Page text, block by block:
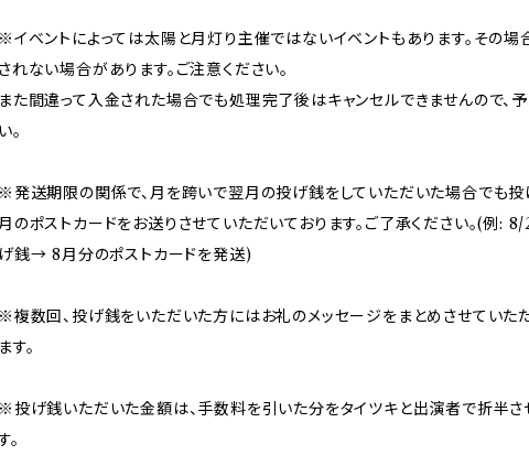
※イベントによっては太陽と月灯り主催ではないイベントもあります。その
されない場合があります。ご注意ください。
また間違って入金された場合でも処理完了後はキャンセルできませんので、
い。
※発送期限の関係で、月を跨いで翌月の投げ銭をしていただいた場合でも
月のポストカードをお送りさせていただいております。ご了承ください。(例:
げ銭→ 8月分のポストカードを発送)
※複数回、投げ銭をいただいた方にはお礼のメッセージをまとめさせていた
ます。
※投げ銭いただいた金額は、手数料を引いた分をタイツキと出演者で折半さ
。